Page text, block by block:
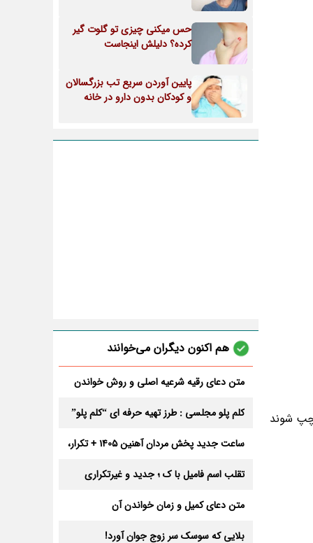
شوند
حس میکنی چیزی تو گلوت گیر
کرده؟ دلیلش اینجاست
پایین آوردن سریع تب بزرگسالان
و کودکان بدون دارو در خانه
هم اکنون دیگران می‌خوانند
متن دعای رقیه شرعیه اصلی و روش خواندن
کلم پلو مجلسی : طرز تهیه حرفه ای “کلم پلو”
ساعت جدید پخش مردان آهنین 1405 + تکرار،
تقلب اسم فامیل با ک ؛ جدید و غیرتکراری
متن دعای کمیل و زمان خواندن آن
بلایی که سوسک سر زوج جوان آورد!